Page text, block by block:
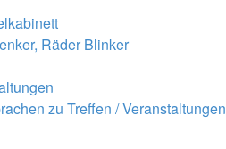
Räder Blinker
zu Treffen / Veranstaltungen